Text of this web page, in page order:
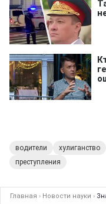
водители хулиганство
преступления
Главная › Новости науки ›